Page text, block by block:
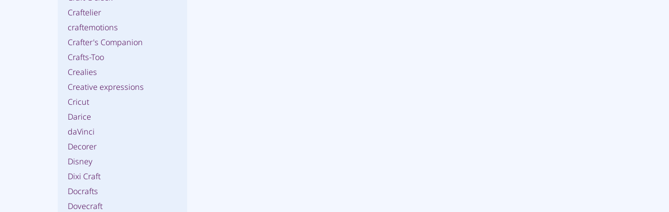
Craftelier
craftemotions
Crafter's Companion
Crafts-Too
Crealies
Creative expressions
Cricut
Darice
daVinci
Decorer
Disney
Dixi Craft
Docrafts
Dovecraft